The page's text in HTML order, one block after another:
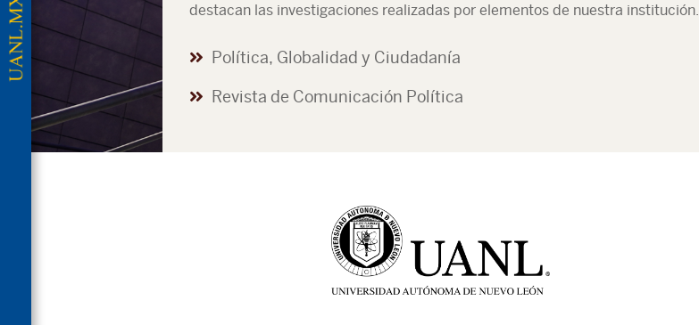
destacan las investigaciones realizadas por elementos de nuestra institución.
Política, Globalidad y Ciudadanía
Revista de Comunicación Política